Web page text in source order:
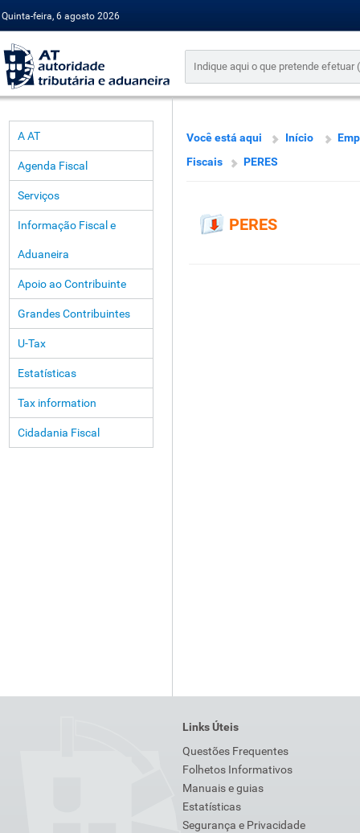
Quinta-feira, 6 agosto 2026
A AT
Agenda Fiscal
Serviços
Informação Fiscal e
Aduaneira
Apoio ao Contribuinte
Grandes Contribuintes
U-Tax
Estatísticas
Tax information
Cidadania Fiscal
Você está aqui Início
Fiscais
PERES
PERES
Links Úteis
Questões Frequentes
Folhetos Informativos
Manuais e guias
Estatísticas
Segurança e Privacidade